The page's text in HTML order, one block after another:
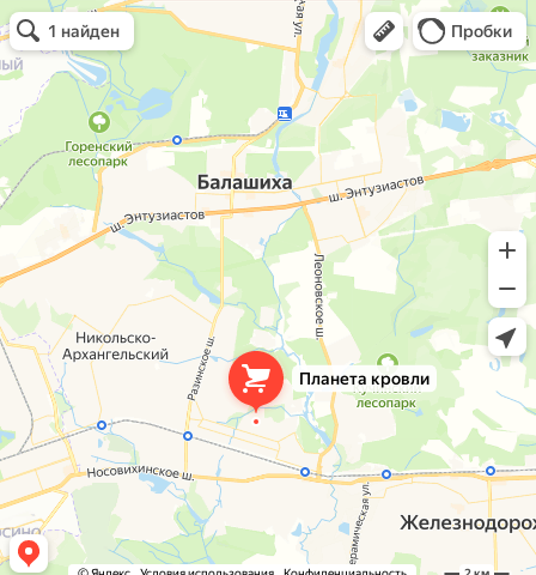
Планета кровли
Кровля и кровельные материалы в Балашихе
Окна в Балашихе